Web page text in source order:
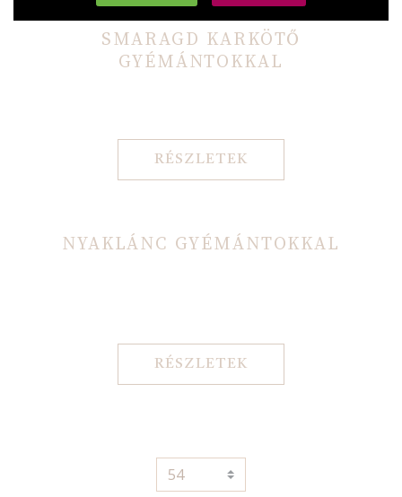
SMARAGD KARKÖTŐ
GYÉMÁNTOKKAL
RÉSZLETEK
NYAKLÁNC GYÉMÁNTOKKAL
RÉSZLETEK